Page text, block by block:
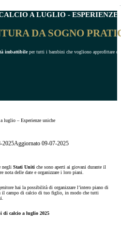
A LUGLIO - ESPERIENZE
DA SOGNO
imbattibileper tutti i bambini che vogliono approfittare
luglio – Esperienze uniche
2025Aggiornato 09-07-2025
negli Stati Uniti che sono aperti ai giovani durante il
nota delle date e organizzare i loro piani.
hai la possibilità di organizzare l’intero piano di
il campo di calcio di tuo figlio, in modo che tutti
di calcio a luglio 2025